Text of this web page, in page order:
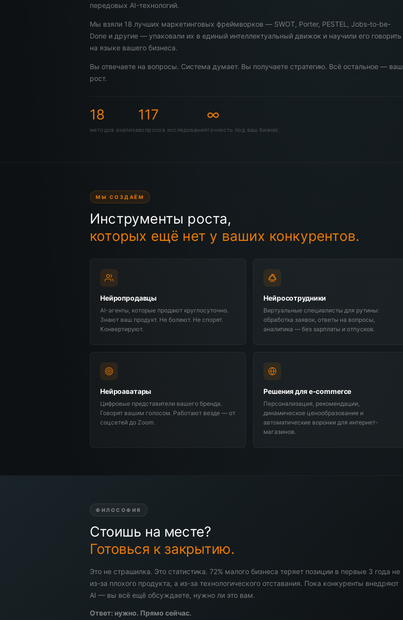
передовых AI-технологий.
Мы взяли 18 лучших маркетинговых фреймворков — SWOT, Porter, PESTEL, Jobs-to-be-
Done и другие — упаковали их в единый интеллектуальный движок и научили его говорить
на языке вашего бизнеса.
Вы отвечаете на вопросы. Система думает. Вы получаете стратегию. Всё остальное — ваш
рост.
18
методов анализа
117
вопросов исследования
∞
точность под ваш бизнес
МЫ СОЗДАЁМ
Инструменты роста,
которых ещё нет у ваших конкурентов.
Нейропродавцы
AI-агенты, которые продают круглосуточно.
Знают ваш продукт. Не болеют. Не спорят.
Конвертируют.
Нейросотрудники
Виртуальные специалисты для рутины:
обработка заявок, ответы на вопросы,
аналитика — без зарплаты и отпусков.
Нейроаватары
Цифровые представители вашего бренда.
Говорят вашим голосом. Работают везде — от
соцсетей до Zoom.
Решения для e-commerce
Персонализация, рекомендации,
динамическое ценообразование и
автоматические воронки для интернет-
магазинов.
ФИЛОСОФИЯ
Стоишь на месте?
Готовься к закрытию.
Это не страшилка. Это статистика. 72% малого бизнеса теряет позиции в первые 3 года не
из-за плохого продукта, а из-за технологического отставания. Пока конкуренты внедряют
AI — вы всё ещё обсуждаете, нужно ли это вам.
Ответ: нужно. Прямо сейчас.